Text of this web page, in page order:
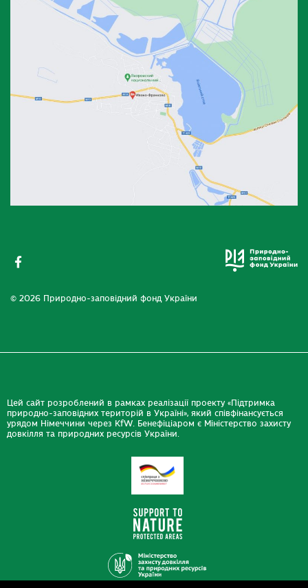
© 2026 Природно-заповідний фонд України
Цей сайт розроблений в рамках реалізації проекту «Підтримка
природно-заповідних територій в Україні», який співфінансується
урядом Німеччини через KfW. Бенефіціаром є Міністерство захисту
довкілля та природних ресурсів України.